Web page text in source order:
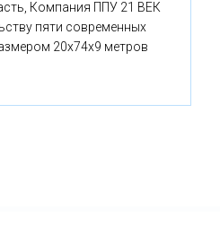
Компания ППУ 21 ВЕК
пяти современных
20x74x9 метров